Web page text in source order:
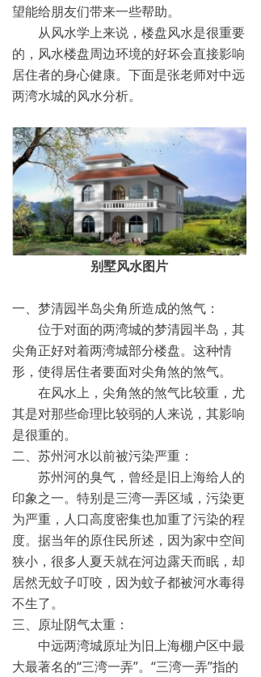
望能给朋友们带来一些帮助。
从风水学上来说，楼盘风水是很重要
的，风水楼盘周边环境的好坏会直接影响
居住者的身心健康。下面是张老师对中远
两湾水城的风水分析。
别墅风水图片
一、梦清园半岛尖角所造成的煞气：
位于对面的两湾城的梦清园半岛，其
尖角正好对着两湾城部分楼盘。这种情
形，使得居住者要面对尖角煞的煞气。
在风水上，尖角煞的煞气比较重，尤
其是对那些命理比较弱的人来说，其影响
是很重的。
二、苏州河水以前被污染严重：
苏州河的臭气，曾经是旧上海给人的
印象之一。特别是三湾一弄区域，污染更
为严重，人口高度密集也加重了污染的程
度。据当年的原住民所述，因为家中空间
狭小，很多人夏天就在河边露天而眠，却
居然无蚊子叮咬，因为蚊子都被河水毒得
不生了。
三、原址阴气太重：
中远两湾城原址为旧上海棚户区中最
大最著名的“三湾一弄”。“三湾一弄”指的